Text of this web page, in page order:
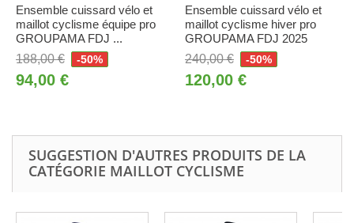
Ensemble cuissard vélo et
maillot cyclisme équipe pro
GROUPAMA FDJ ...
188,00 €
-50%
94,00 €
Ensemble cuissard vélo et
maillot cyclisme hiver pro
GROUPAMA FDJ 2025
240,00 €
-50%
120,00 €
SUGGESTION D'AUTRES PRODUITS DE LA
CATÉGORIE MAILLOT CYCLISME